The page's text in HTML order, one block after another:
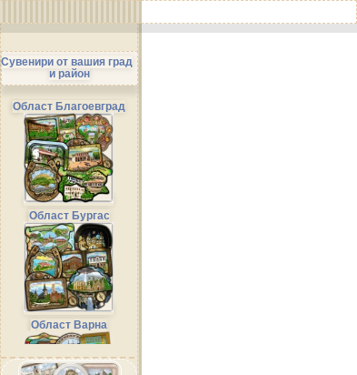
Сувенири от вашия град
и район
Област Благоевград
Област Бургас
Област Варна